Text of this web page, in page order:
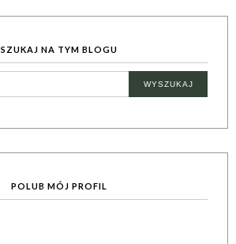
SZUKAJ NA TYM BLOGU
POLUB MÓJ PROFIL